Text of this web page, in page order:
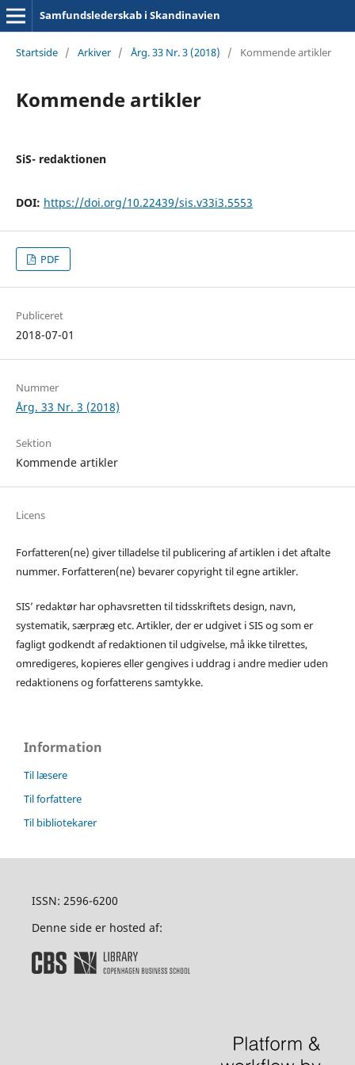
Samfundslederskab i Skandinavien
Startside / Arkiver / Årg. 33 Nr. 3 (2018) / Kommende artikler
Kommende artikler
SiS- redaktionen
DOI: https://doi.org/10.22439/sis.v33i3.5553
PDF
Publiceret
2018-07-01
Nummer
Årg. 33 Nr. 3 (2018)
Sektion
Kommende artikler
Licens
Forfatteren(ne) giver tilladelse til publicering af artiklen i det aftalte
nummer. Forfatteren(ne) bevarer copyright til egne artikler.
SIS’ redaktør har ophavsretten til tidsskriftets design, navn,
systematik, særpræg etc. Artikler, der er udgivet i SIS og som er
fagligt godkendt af redaktionen til udgivelse, må ikke tilrettes,
omredigeres, kopieres eller gengives i uddrag i andre medier uden
redaktionens og forfatterens samtykke.
Information
Til læsere
Til forfattere
Til bibliotekarer
ISSN: 2596-6200
Denne side er hosted af: